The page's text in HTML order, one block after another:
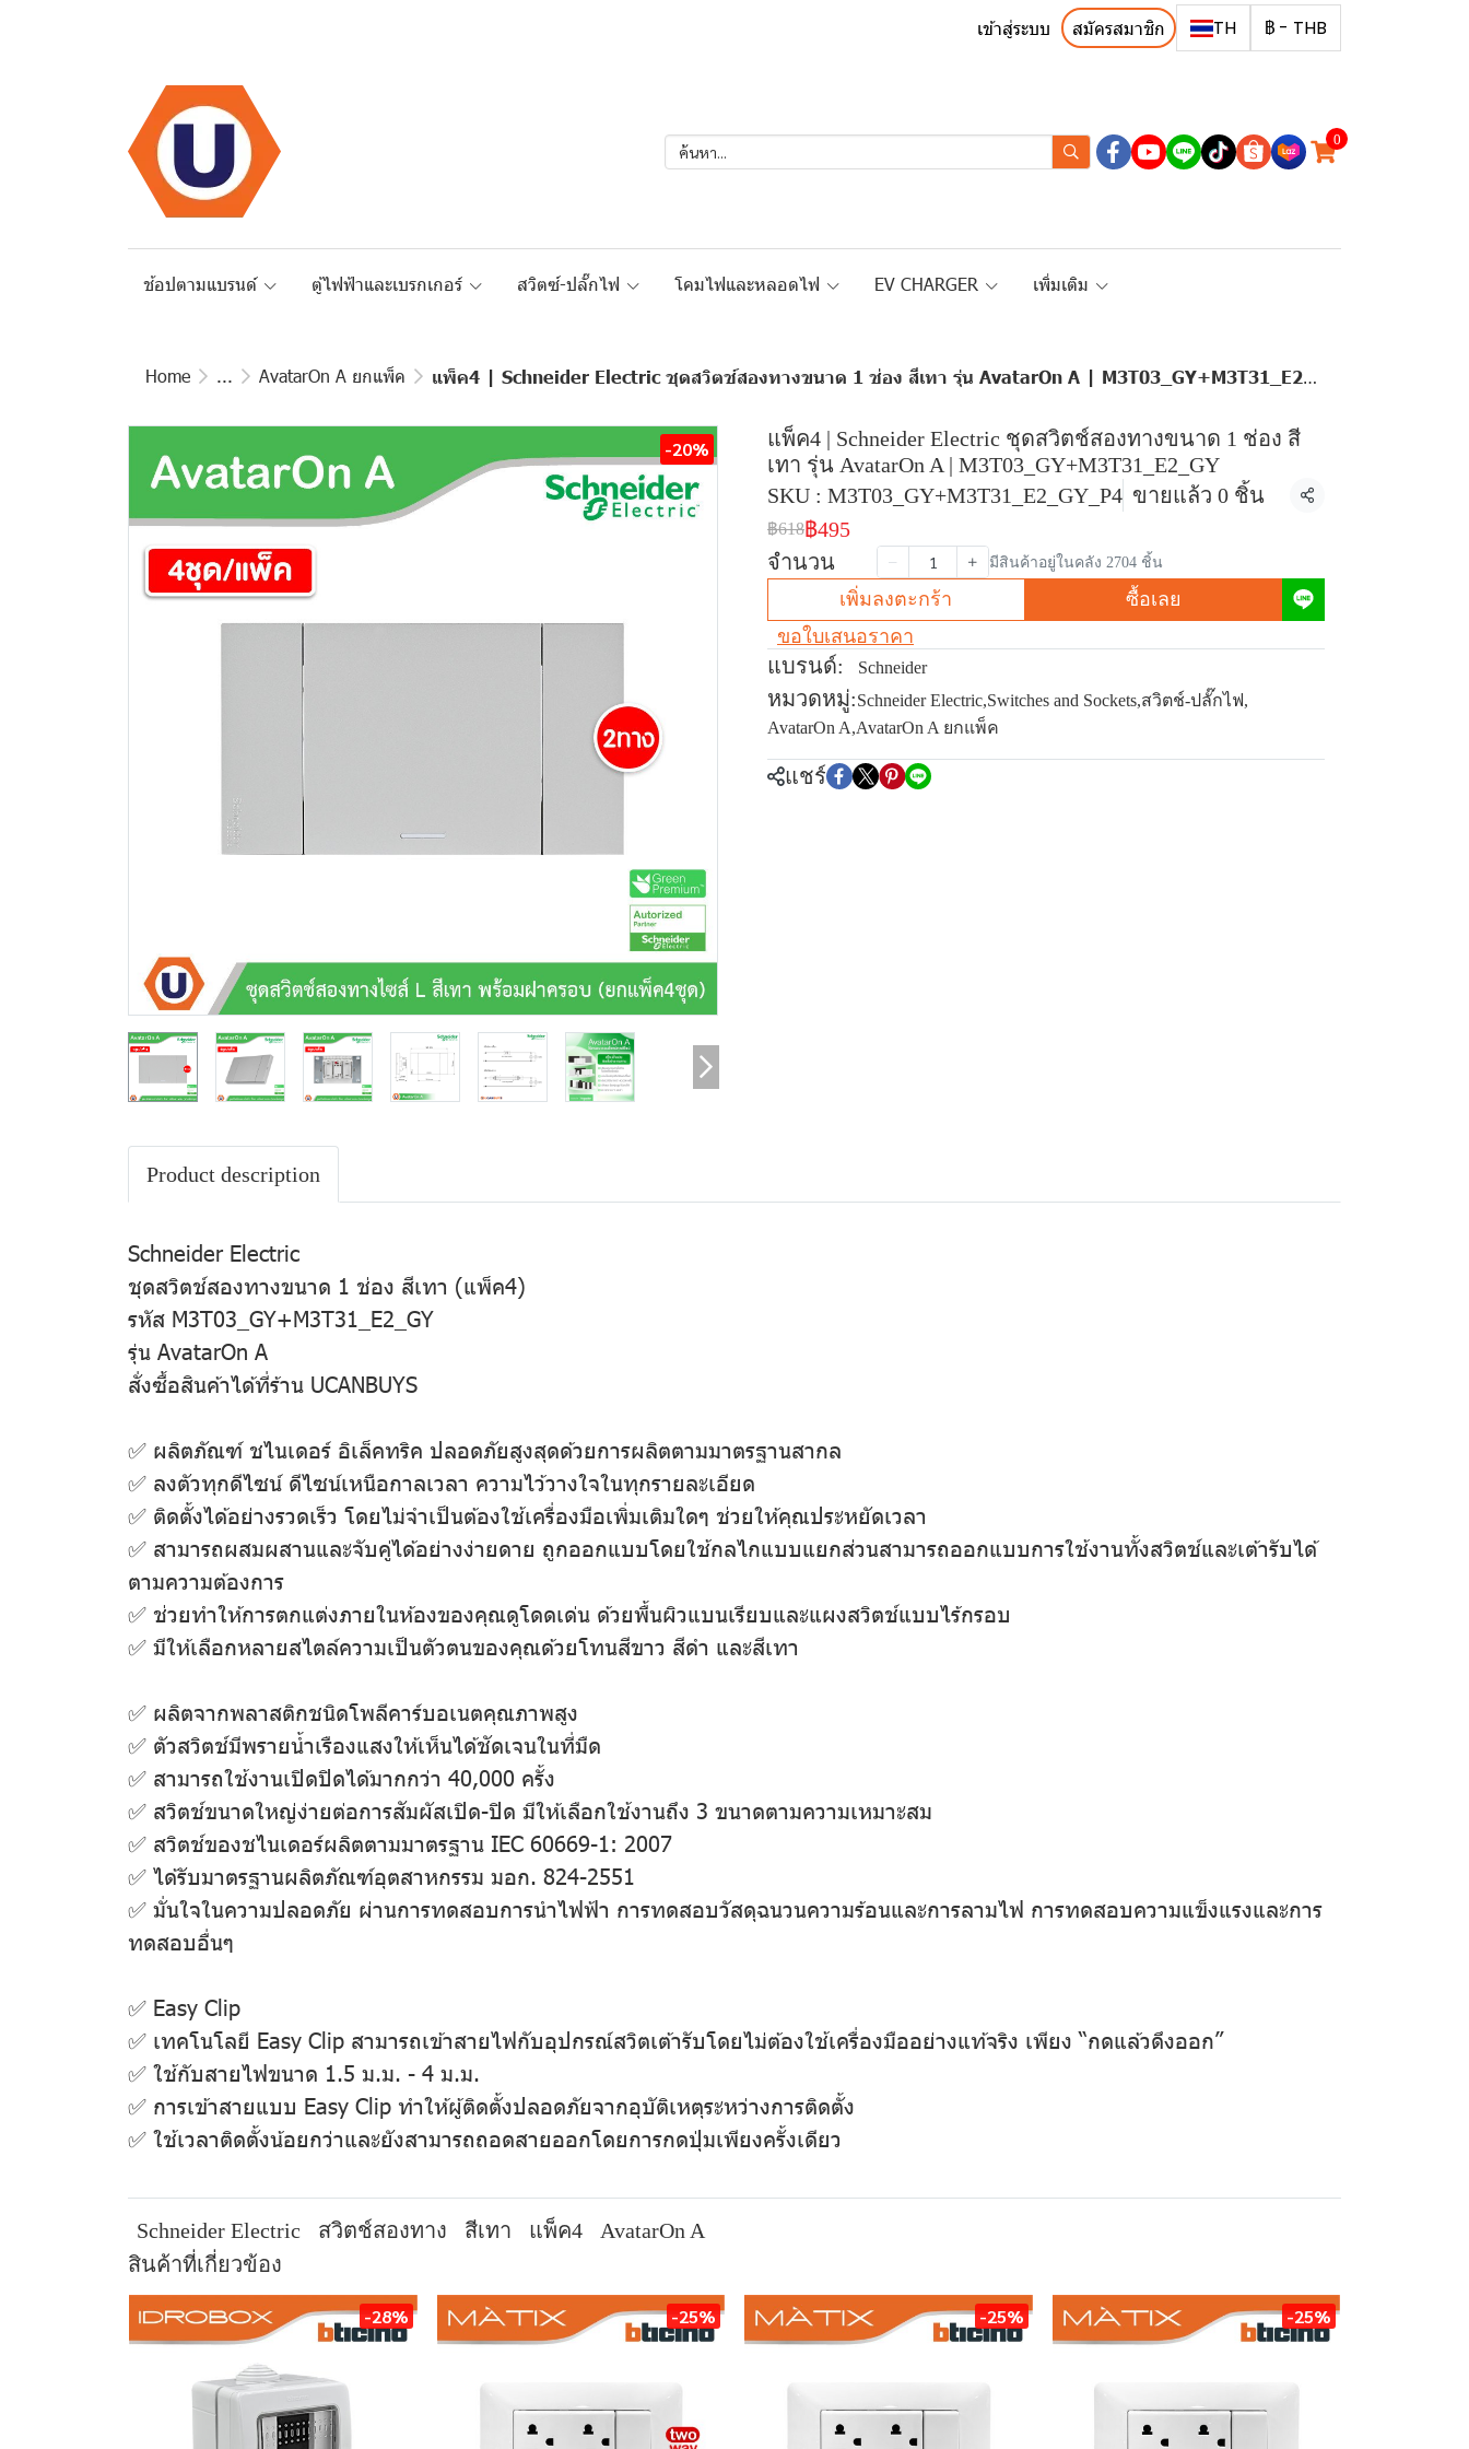
เข้าสู่ระบบ สมัครสมาชิก TH ฿ - THB
0
ช้อปตามแบรนด์ ตู้ไฟฟ้าและเบรกเกอร์ สวิตซ์-ปลั๊กไฟ โคมไฟและหลอดไฟ EV CHARGER เพิ่มเติม
Home ... AvatarOn A ยกแพ็ค แพ็ค4 | Schneider Electric ชุดสวิตช์สองทางขนาด 1 ช่อง สีเทา รุ่น AvatarOn A | M3T03_GY+M3T31_E2_GY
-20%
แพ็ค4 | Schneider Electric ชุดสวิตช์สองทางขนาด 1 ช่อง สี
เทา รุ่น AvatarOn A | M3T03_GY+M3T31_E2_GY
SKU : M3T03_GY+M3T31_E2_GY_P4 ขายแล้ว 0 ชิ้น แชร์
฿618฿495
จำนวน
มีสินค้าอยู่ในคลัง 2704 ชิ้น
เพิ่มลงตะกร้า
ซื้อเลย
ขอใบเสนอราคา
แบรนด์: Schneider
หมวดหมู่:Schneider Electric,Switches and Sockets,สวิตช์-ปลั๊กไฟ,
AvatarOn A,AvatarOn A ยกแพ็ค
แชร์
Product description
Schneider Electric
ชุดสวิตช์สองทางขนาด 1 ช่อง สีเทา (แพ็ค4)
รหัส M3T03_GY+M3T31_E2_GY
รุ่น AvatarOn A
สั่งซื้อสินค้าได้ที่ร้าน UCANBUYS
✅ ผลิตภัณฑ์ ชไนเดอร์ อิเล็คทริค ปลอดภัยสูงสุดด้วยการผลิตตามมาตรฐานสากล
✅ ลงตัวทุกดีไซน์ ดีไซน์เหนือกาลเวลา ความไว้วางใจในทุกรายละเอียด
✅ ติดตั้งได้อย่างรวดเร็ว โดยไม่จําเป็นต้องใช้เครื่องมือเพิ่มเติมใดๆ ช่วยให้คุณประหยัดเวลา
✅ สามารถผสมผสานและจับคู่ได้อย่างง่ายดาย ถูกออกแบบโดยใช้กลไกแบบแยกส่วนสามารถออกแบบการใช้งานทั้งสวิตช์และเต้ารับได้
ตามความต้องการ
✅ ช่วยทำให้การตกแต่งภายในห้องของคุณดูโดดเด่น ด้วยพื้นผิวแบนเรียบและแผงสวิตช์แบบไร้กรอบ
✅ มีให้เลือกหลายสไตล์ความเป็นตัวตนของคุณด้วยโทนสีขาว สีดํา และสีเทา
✅ ผลิตจากพลาสติกชนิดโพลีคาร์บอเนตคุณภาพสูง
✅ ตัวสวิตช์มีพรายน้ำเรืองแสงให้เห็นได้ชัดเจนในที่มืด
✅ สามารถใช้งานเปิดปิดได้มากกว่า 40,000 ครั้ง
✅ สวิตช์ขนาดใหญ่ง่ายต่อการสัมผัสเปิด-ปิด มีให้เลือกใช้งานถึง 3 ขนาดตามความเหมาะสม
✅ สวิตช์ของชไนเดอร์ผลิตตามมาตรฐาน IEC 60669-1: 2007
✅ ได้รับมาตรฐานผลิตภัณฑ์อุตสาหกรรม มอก. 824-2551
✅ มั่นใจในความปลอดภัย ผ่านการทดสอบการนําไฟฟ้า การทดสอบวัสดุฉนวนความร้อนและการลามไฟ การทดสอบความแข็งแรงและการ
ทดสอบอื่นๆ
✅ Easy Clip
✅ เทคโนโลยี Easy Clip สามารถเข้าสายไฟกับอุปกรณ์สวิตเต้ารับโดยไม่ต้องใช้เครื่องมืออย่างแท้จริง เพียง “กดแล้วดึงออก”
✅ ใช้กับสายไฟขนาด 1.5 ม.ม. - 4 ม.ม.
✅ การเข้าสายแบบ Easy Clip ทำให้ผู้ติดตั้งปลอดภัยจากอุบัติเหตุระหว่างการติดตั้ง
✅ ใช้เวลาติดตั้งน้อยกว่าและยังสามารถถอดสายออกโดยการกดปุ่มเพียงครั้งเดียว
Schneider Electric สวิตช์สองทาง สีเทา แพ็ค4
AvatarOn A
สินค้าที่เกี่ยวข้อง
-28% -25% -25% -25%